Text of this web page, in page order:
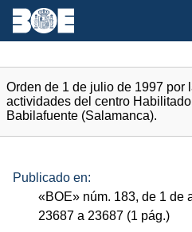
Orden de 1 de julio de 1997 por
actividades del centro
Babilafuente (Salamanca).
Publicado en:
«BOE» núm. 183, de 1 de
23687 a 23687 (1 pág.)